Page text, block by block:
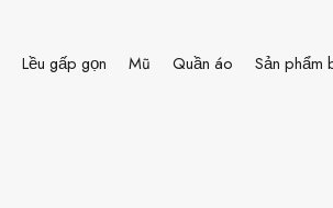
Lều gấp gọn Mũ Quần áo Sản phẩm